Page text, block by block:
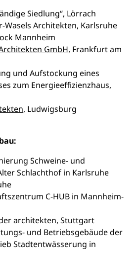
Siedlung“, Lörrach
Wasels Architekten, Karlsruhe
Mannheim
GmbH, Frankfurt am
und Aufstockung eines
zum Energieeffizienzhaus,
, Ludwigsburg
Schweine- und
Schlachthof in Karlsruhe
C-HUB in Mannheim-
architekten, Stuttgart
und Betriebsgebäude der
Stadtentwässerung in